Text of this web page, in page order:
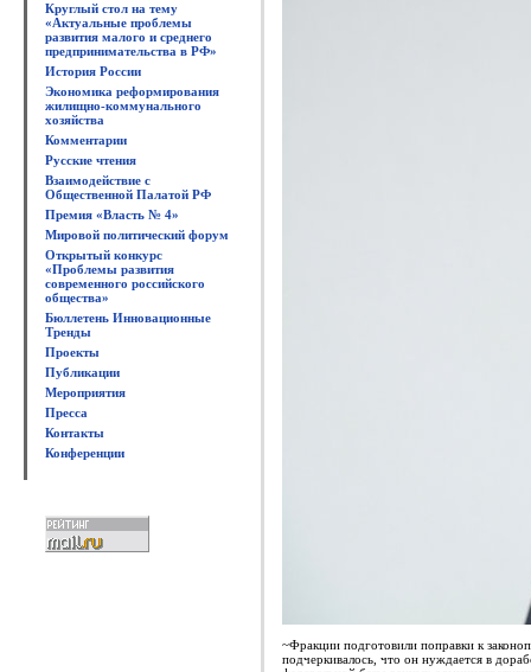
Круглый стол на тему
«Актуальные проблемы
развития малого и среднего
предпринимательства в РФ»
История России
Экономика реформирования
жилищно-коммунального
хозяйства
Комментарии
Русские чтения
Взаимодействие с
Общественной Палатой РФ
Премия «Власть № 4»
Мировой политический форум
Открытый конкурс
«Проблемы развития
современного российского
общества»
Бюллетень Инновационные
Тренды
Проекты
Публикации
Мероприятия
Пресса
Контакты
Конференции
~Фракции подготовили поправки к
подчеркивалось, что он нуждается в